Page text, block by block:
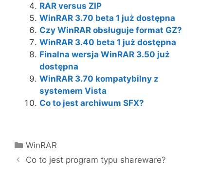
RAR versus ZIP
WinRAR 3.70 beta 1 już dostępna
Czy WinRAR obsługuje format GZ?
WinRAR 3.40 beta 1 już dostępna
Finalna wersja WinRAR 3.50 już
dostępna
WinRAR 3.70 kompatybilny z
systemem Vista
Co to jest archiwum SFX?
Kategorie
WinRAR
Co to jest program typu shareware?